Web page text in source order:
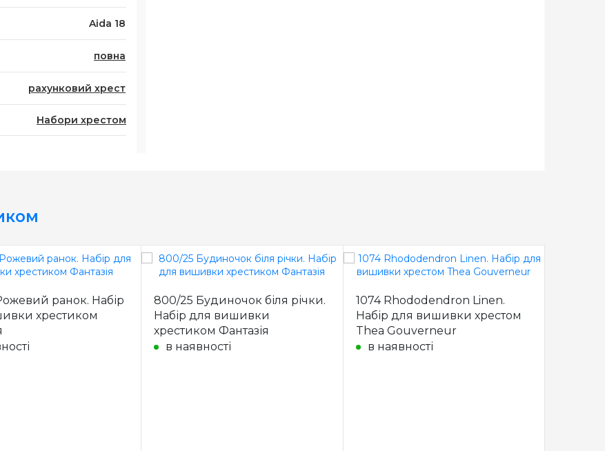
Aida 18
повна
рахунковий хрест
Набори хрестом
ранок. Набір
хрестиком
800/25 Будиночок біля річки.
Набір для вишивки
хрестиком Фантазія
в наявності
1074 Rhododendron Linen.
Набір для вишивки хрестом
Thea Gouverneur
в наявності